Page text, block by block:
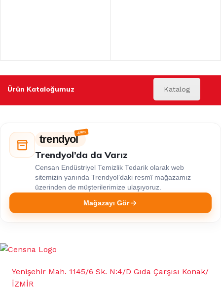
Ürün Kataloğumuz Katalog
trendyol
Trendyol’da da Varız
Censan Endüstriyel Temizlik Tedarik olarak web
sitemizin yanında Trendyol’daki resmî mağazamız
üzerinden de müşterilerimize ulaşıyoruz.
Mağazayı Gör
Yenişehir Mah. 1145/6 Sk. N:4/D Gıda Çarşısı Konak/
İZMİR